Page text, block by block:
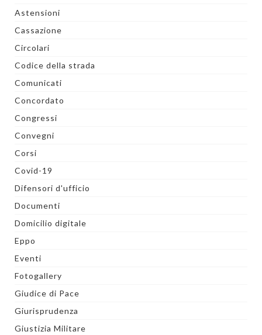
Astensioni
Cassazione
Circolari
Codice della strada
Comunicati
Concordato
Congressi
Convegni
Corsi
Covid-19
Difensori d'ufficio
Documenti
Domicilio digitale
Eppo
Eventi
Fotogallery
Giudice di Pace
Giurisprudenza
Giustizia Militare